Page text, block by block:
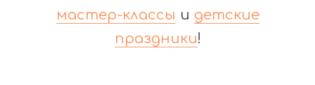
мастер-классы и детские
праздники!